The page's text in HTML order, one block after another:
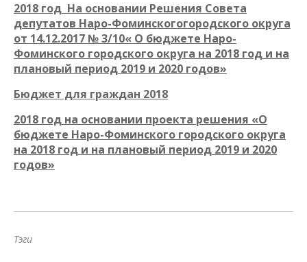
2018 год На основании Решения Совета
депутатов Наро-Фоминскогогородского округа
от 14.12.2017 № 3/10« О бюджете Наро-
Фоминского городского округа на 2018 год и на
плановый период 2019 и 2020 годов»
Бюджет для граждан 2018
2018 год на основании проекта решения «О
бюджете Наро-Фоминского городского округа
на 2018 год и на плановый период 2019 и 2020
годов»
Тэги